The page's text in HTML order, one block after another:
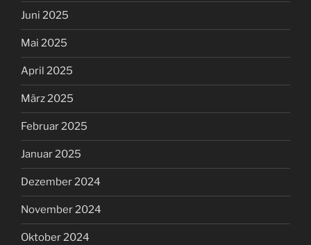
Juni 2025
Mai 2025
April 2025
März 2025
Februar 2025
Januar 2025
Dezember 2024
November 2024
Oktober 2024